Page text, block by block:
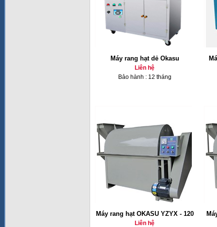
Máy rang hạt dẻ Okasu
Liên hệ
Bảo hành : 12 tháng
Máy rang hạt OKASU YZYX - 120
Liên hệ